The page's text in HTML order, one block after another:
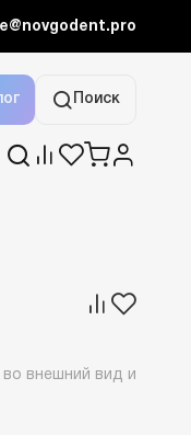
Поиск
внешний вид и